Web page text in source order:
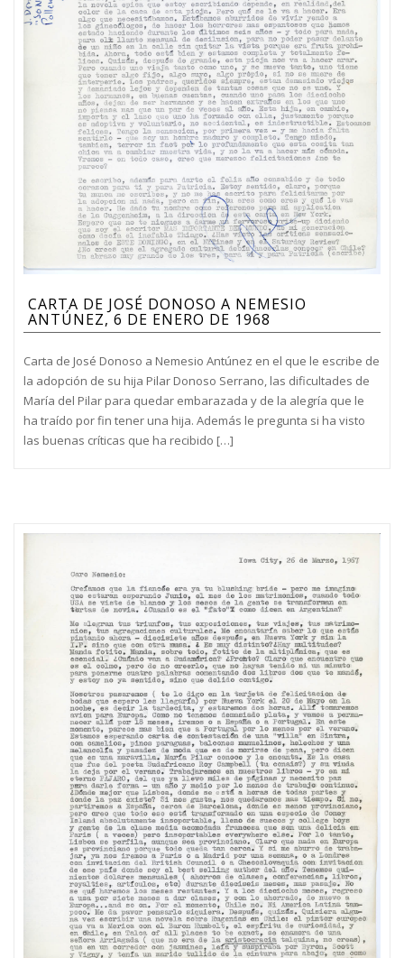
CARTA DE JOSÉ DONOSO A NEMESIO
ANTÚNEZ, 6 DE ENERO DE 1968
Carta de José Donoso a Nemesio Antúnez en el que le escribe de
la adopción de su hija Pilar Donoso Serrano, las dificultades de
María del Pilar para quedar embarazada y de la alegría que le
ha traído por fin tener una hija. Además le pregunta si ha visto
las buenas críticas que ha recibido […]